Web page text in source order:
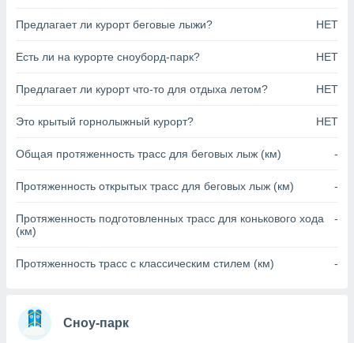
» или
cookie
доступ
данных
Предлагает ли курорт беговые лыжи? НЕТ
Есть ли на курорте сноуборд-парк? НЕТ
Предлагает ли курорт что-то для отдыха летом? НЕТ
Это крытый горнолыжный курорт? НЕТ
Общая протяженность трасс для беговых лыж (км) -
Протяженность открытых трасс для беговых лыж (км) -
Протяженность подготовленных трасс для конькового хода
(км)
-
Протяженность трасс с классическим стилем (км) -
Сноу-парк